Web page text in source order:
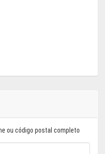
ou código postal completo